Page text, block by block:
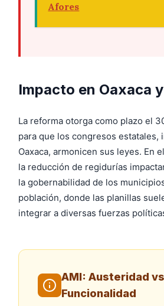
Afores
Impacto en Oaxaca
La reforma otorga como plazo el
para que los congresos estatales,
Oaxaca, armonicen sus leyes. En
la reducción de regidurías
la gobernabilidad de los
población, donde las planillas
integrar a diversas fuerzas
AMI: Austeridad
Funcionalidad